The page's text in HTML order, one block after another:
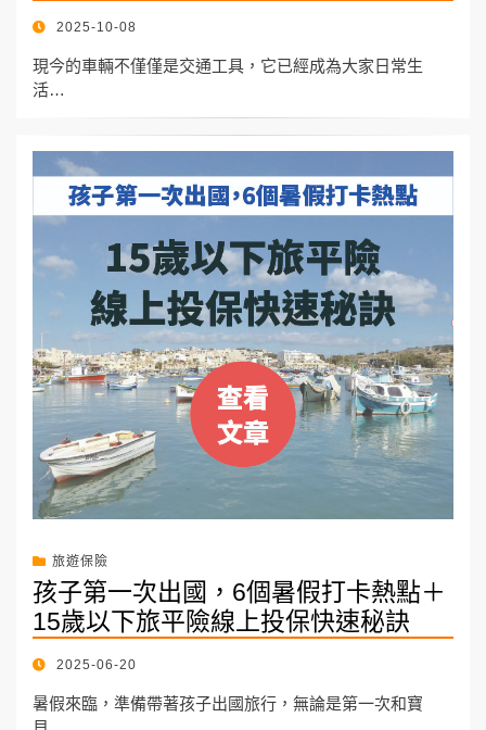
POSTED
2025-10-08
現今的車輛不僅僅是交通工具，它已經成為大家日常生
活…
旅遊保險
孩子第一次出國，6個暑假打卡熱點＋
15歲以下旅平險線上投保快速秘訣
POSTED
2025-06-20
暑假來臨，準備帶著孩子出國旅行，無論是第一次和寶